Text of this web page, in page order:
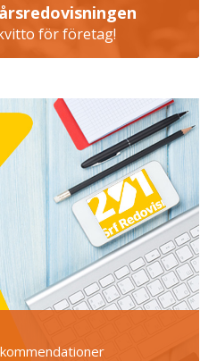
för företag!